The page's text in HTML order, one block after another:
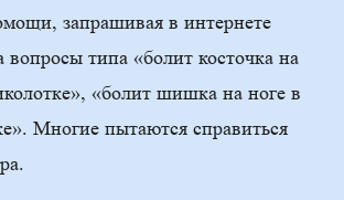
запрашивая в интернете
вопросы типа «болит косточка на
«болит шишка на ноге в
Многие пытаются справиться